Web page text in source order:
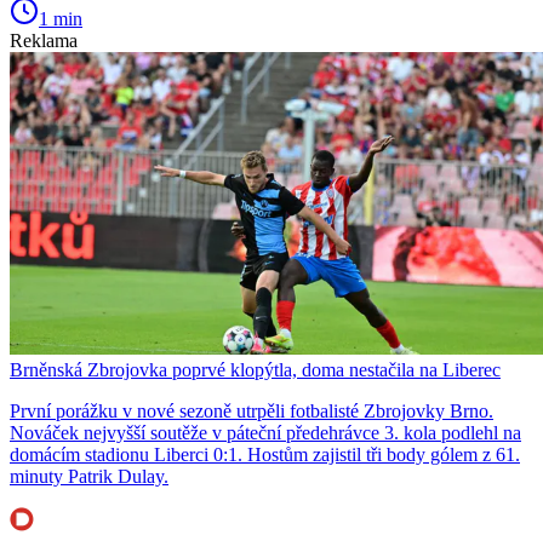
1 min
Reklama
Brněnská Zbrojovka poprvé klopýtla, doma nestačila na Liberec
První porážku v nové sezoně utrpěli fotbalisté Zbrojovky Brno.
Nováček nejvyšší soutěže v páteční předehrávce 3. kola podlehl na
domácím stadionu Liberci 0:1. Hostům zajistil tři body gólem z 61.
minuty Patrik Dulay.